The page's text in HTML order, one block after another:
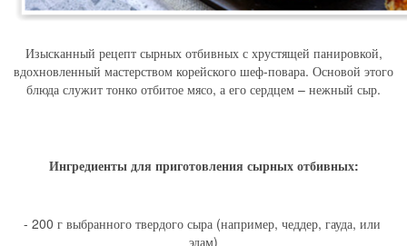
Изысканный рецепт сырных отбивных с хрустящей панировкой,
вдохновленный мастерством корейского шеф-повара. Основой этого
блюда служит тонко отбитое мясо, а его сердцем – нежный сыр.
Ингредиенты для приготовления сырных отбивных:
- 200 г выбранного твердого сыра (например, чеддер, гауда, или
эдам)